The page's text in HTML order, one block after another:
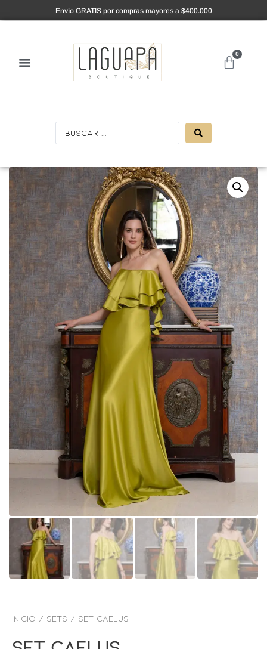
Envío GRATIS por compras mayores a $400.000
0
Inicio / SETS / Set caelus